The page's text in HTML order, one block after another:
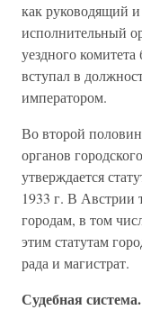
как руководящий
исполнительный
уездного
вступал в
императором.
Во второй
органов
утверждается
1933 г. В Австрии
городам, в том
этим статутам
рада и магистрат.
Судебная система.